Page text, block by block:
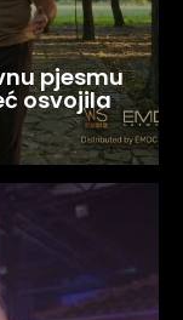
pjesmu
osvojila